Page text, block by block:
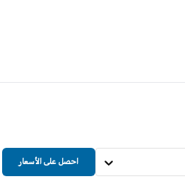
احصل على الأسعار